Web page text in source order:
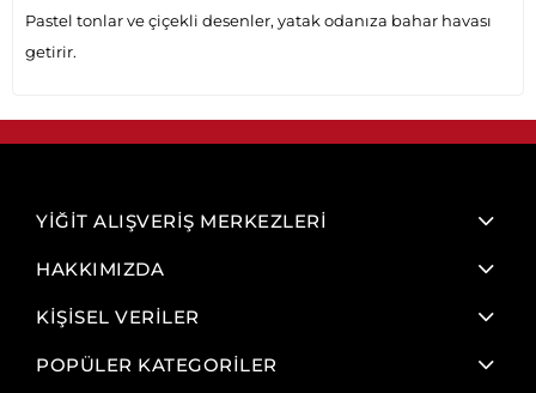
Pastel tonlar ve çiçekli desenler, yatak odanıza bahar havası
getirir.
YİĞİT ALIŞVERİŞ MERKEZLERİ
HAKKIMIZDA
KİŞİSEL VERİLER
POPÜLER KATEGORİLER